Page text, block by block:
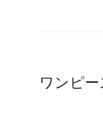
ワンピ